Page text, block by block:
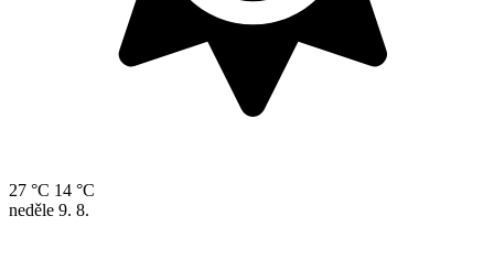
27 °C 14 °C
neděle 9. 8.